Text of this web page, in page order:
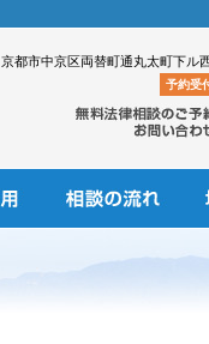
都市中京区両替町通丸太町下ル
予約受